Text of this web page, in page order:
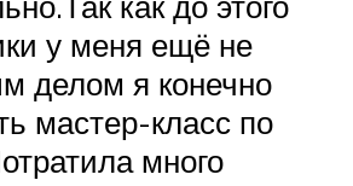
у меня ещё не
делом я конечно
мастер-класс по
много